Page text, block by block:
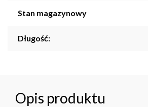
Stan magazynowy
Długość:
Opis produktu